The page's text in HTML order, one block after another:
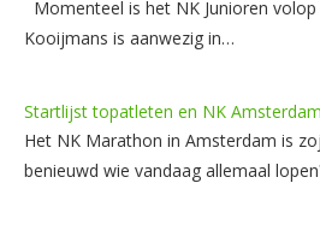
Momenteel is het NK Junioren
Kooijmans is aanwezig in…
Startlijst topatleten en NK
Het NK Marathon in Amsterdam is
benieuwd wie vandaag allemaal